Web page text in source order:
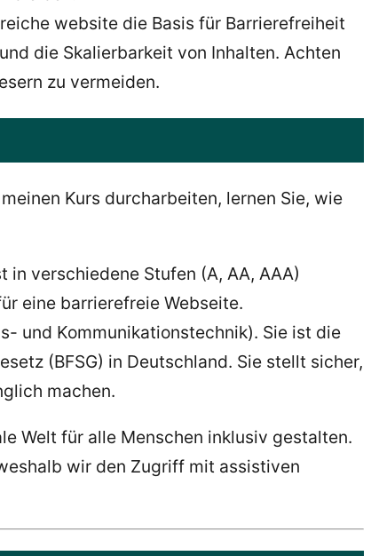
website die Basis für Barrierefreiheit
die Skalierbarkeit von Inhalten. Achten
zu vermeiden.
Kurs durcharbeiten, lernen Sie, wie
in verschiedene Stufen (A, AA, AAA)
eine barrierefreie Webseite.
und Kommunikationstechnik). Sie ist die
(BFSG) in Deutschland. Sie stellt sicher,
machen.
Welt für alle Menschen inklusiv gestalten.
wir den Zugriff mit assistiven